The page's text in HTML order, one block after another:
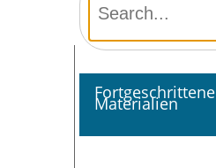
Fortgeschrittene
Materialien